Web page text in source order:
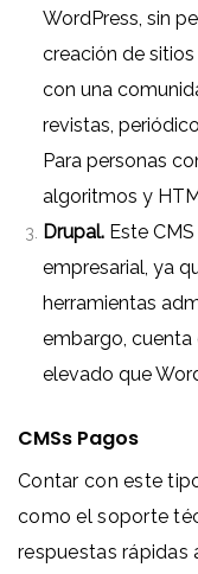
WordPress, sin
creación de
con una
revistas,
Para personas
algoritmos y
Drupal. Este
empresarial, ya
herramientas
embargo,
elevado que
CMSs Pagos
Contar con este
como el soporte
respuestas